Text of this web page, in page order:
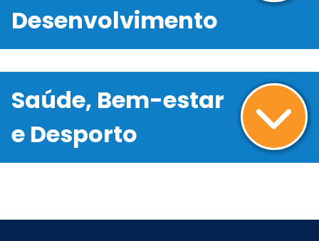
Desenvolvimento
Saúde, Bem-estar
e Desporto